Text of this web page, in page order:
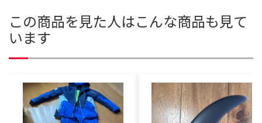
この商品を見た人はこんな商品も見て
います